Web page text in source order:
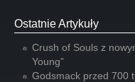
Ostatnie Artykuły
Crush of Souls z
Young”
Godsmack przed 700